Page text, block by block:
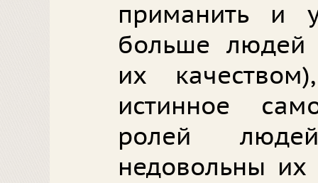
приманить и
больше людей
их
истинное
ролей
недовольны их